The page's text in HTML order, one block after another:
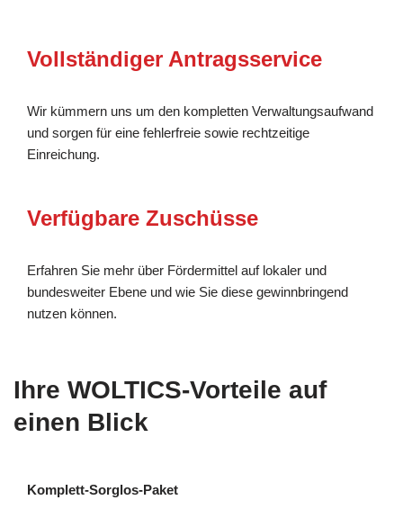
Vollständiger Antragsservice
Wir kümmern uns um den kompletten Verwaltungsaufwand
und sorgen für eine fehlerfreie sowie rechtzeitige
Einreichung.
Verfügbare Zuschüsse
Erfahren Sie mehr über Fördermittel auf lokaler und
bundesweiter Ebene und wie Sie diese gewinnbringend
nutzen können.
Ihre WOLTICS-Vorteile auf
einen Blick
Komplett-Sorglos-Paket